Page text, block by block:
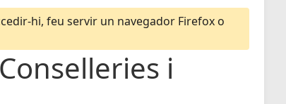
hi, feu servir un navegador Firefox o
i